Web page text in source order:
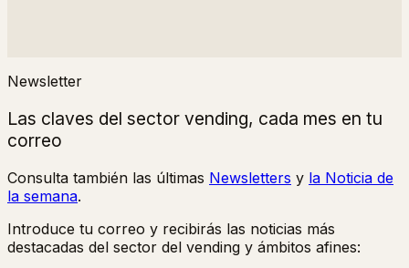
Newsletter
Las claves del sector vending, cada mes en tu
correo
Consulta también las últimas Newsletters y la Noticia de
la semana.
Introduce tu correo y recibirás las noticias más
destacadas del sector del vending y ámbitos afines: